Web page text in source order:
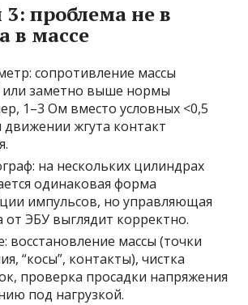
проблема не в
в массе
сопротивление массы
или заметно выше нормы
1–3 Ом вместо условных <0,5
жгута контакт
на нескольких цилиндрах
одинаковая форма
импульсов, но управляющая
от ЭБУ выглядит корректно.
восстановление массы (точки
“косы”, контакты), чистка
проверка просадки напряжения
под нагрузкой.